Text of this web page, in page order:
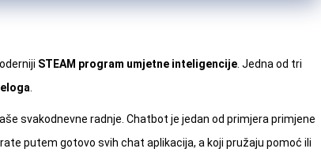
STEAM program umjetne inteligencije. Jedna od tri
svakodnevne radnje. Chatbot je jedan od primjera primjene
putem gotovo svih chat aplikacija, a koji pružaju pomoć ili